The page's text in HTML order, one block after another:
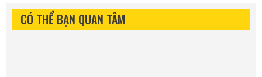
CÓ THỂ BẠN QUAN TÂM